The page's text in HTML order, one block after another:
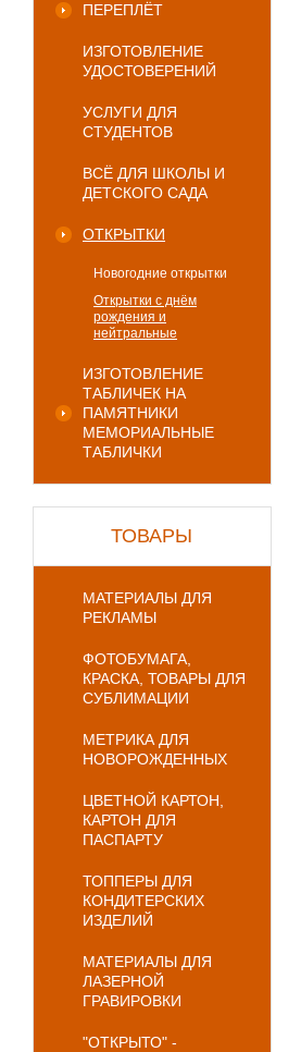
ПЕРЕПЛЁТ
ИЗГОТОВЛЕНИЕ
УДОСТОВЕРЕНИЙ
УСЛУГИ ДЛЯ
СТУДЕНТОВ
ВСЁ ДЛЯ ШКОЛЫ И
ДЕТСКОГО САДА
ОТКРЫТКИ
Новогодние открытки
Открытки с днём
рождения и
нейтральные
ИЗГОТОВЛЕНИЕ
ТАБЛИЧЕК НА
ПАМЯТНИКИ
МЕМОРИАЛЬНЫЕ
ТАБЛИЧКИ
ТОВАРЫ
МАТЕРИАЛЫ ДЛЯ
РЕКЛАМЫ
ФОТОБУМАГА,
КРАСКА, ТОВАРЫ ДЛЯ
СУБЛИМАЦИИ
МЕТРИКА ДЛЯ
НОВОРОЖДЕННЫХ
ЦВЕТНОЙ КАРТОН,
КАРТОН ДЛЯ
ПАСПАРТУ
ТОППЕРЫ ДЛЯ
КОНДИТЕРСКИХ
ИЗДЕЛИЙ
МАТЕРИАЛЫ ДЛЯ
ЛАЗЕРНОЙ
ГРАВИРОВКИ
"ОТКРЫТО" -